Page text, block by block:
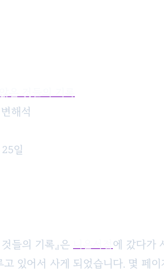
해석
일
들의 기록』은
에 갔다가
있어서 사게 되었습니다. 몇 페